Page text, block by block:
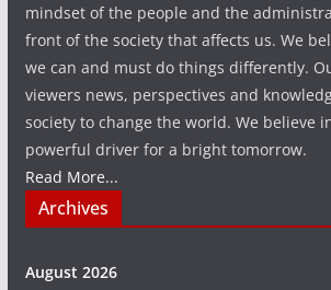
mindset of the people and the
front of the society that affects us. We
we can and must do things differently.
viewers news, perspectives and
society to change the world. We believe
powerful driver for a bright tomorrow.
Read More...
Archives
August 2026